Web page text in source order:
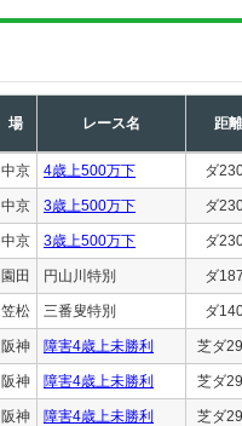
場 レース名 距離
中京 4歳上500万下 ダ
中京 3歳上500万下 ダ
中京 3歳上500万下 ダ
園田 円山川特別 ダ
笠松 三番叟特別 ダ
阪神 障害4歳上未勝利 芝ダ
阪神 障害4歳上未勝利 芝ダ
阪神 障害4歳上未勝利 芝ダ